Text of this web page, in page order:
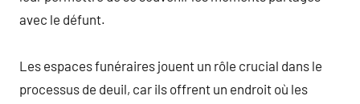
avec le défunt.
Les espaces funéraires jouent un rôle crucial dans le
processus de deuil, car ils offrent un endroit où les